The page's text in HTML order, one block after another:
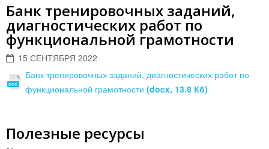
Банк тренировочных заданий,
диагностических работ по
функциональной грамотности
15 СЕНТЯБРЯ 2022
Банк тренировочных заданий, диагностических работ по
функциональной грамотности (docx, 13.8 Кб)
Полезные ресурсы